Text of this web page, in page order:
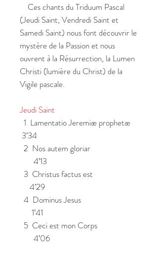
Ces chants du Triduum Pascal
(Jeudi Saint, Vendredi Saint et
Samedi Saint) nous font découvrir le
mystère de la Passion et nous
ouvrent à la Résurrection, la Lumen
Christi (lumière du Christ) de la
Vigile pascale.
Jeudi Saint
1 Lamentatio Jeremiæ prophetæ
3’34
2 Nos autem gloriar
4’13
3 Christus factus est
4’29
4 Dominus Jesus
1’41
5 Ceci est mon Corps
4’06